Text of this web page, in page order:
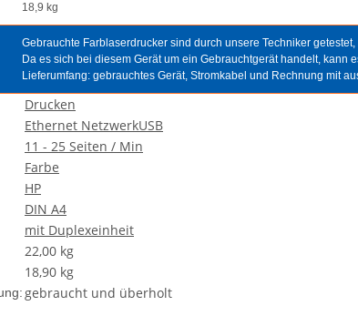
18,9 kg
Gebrauchte Farblaserdrucker sind durch unsere Techniker
Da es sich bei diesem Gerät um ein Gebrauchtgerät handelt,
Lieferumfang: gebrauchtes Gerät, Stromkabel und Rechnung mit
Drucken
Ethernet NetzwerkUSB
11 - 25 Seiten / Min
Farbe
HP
DIN A4
mit Duplexeinheit
22,00 kg
18,90 kg
gebraucht und überholt